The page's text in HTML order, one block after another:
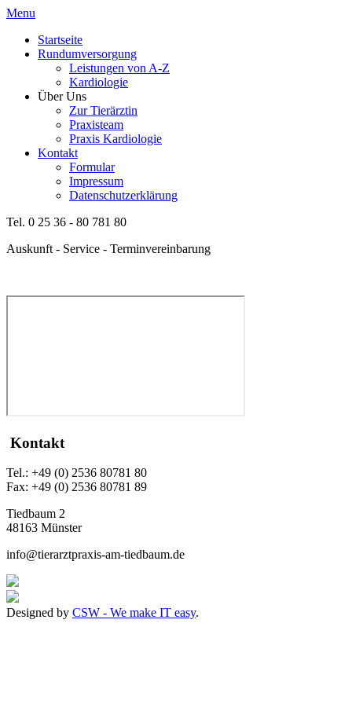
Menu
Startseite
Rundumversorgung
Leistungen von A-Z
Kardiologie
Über Uns
Zur Tierärztin
Praxisteam
Praxis Kardiologie
Kontakt
Formular
Impressum
Datenschutzerklärung
Tel. 0 25 36 - 80 781 80
Auskunft - Service - Terminvereinbarung
Kontakt
Tel.: +49 (0) 2536 80781 80
Fax: +49 (0) 2536 80781 89
Tiedbaum 2
48163 Münster
info@tierarztpraxis-am-tiedbaum.de
Designed by CSW - We make IT easy.